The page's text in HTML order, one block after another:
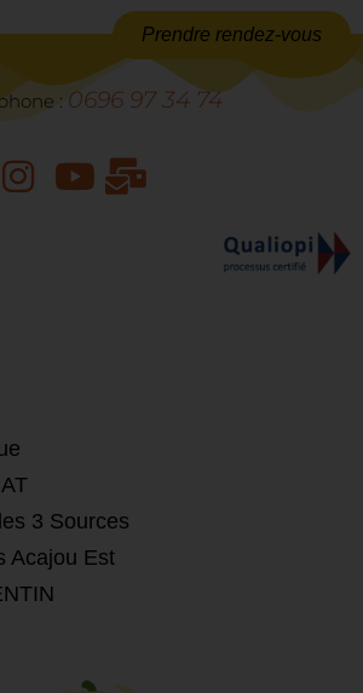
3 Sources
Acajou Est
Prendre rendez-vous
: 0696 97 34 74